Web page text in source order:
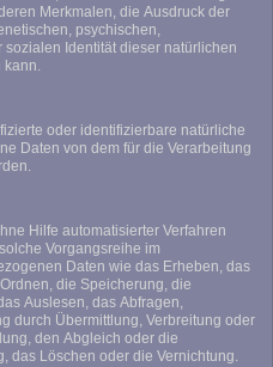
Merkmalen, die Ausdruck der
psychischen,
Identität dieser natürlichen
kann.
oder identifizierbare natürliche
Daten von dem für die Verarbeitung
Hilfe automatisierter Verfahren
Vorgangsreihe im
Daten wie das Erheben, das
die Speicherung, die
Auslesen, das Abfragen,
durch Übermittlung, Verbreitung oder
den Abgleich oder die
das Löschen oder die Vernichtung.